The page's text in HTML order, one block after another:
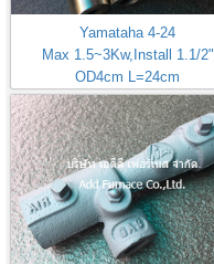
Yamataha 4-24
Max 1.5~3Kw,Install 1.1/2"
OD4cm L=24cm
Inlet Gas Size 1/4"